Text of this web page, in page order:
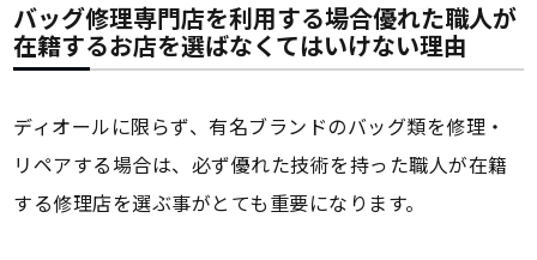
バッグ修理専門店を利用する場合優れた職人が
在籍するお店を選ばなくてはいけない理由
ディオールに限らず、有名ブランドのバッグ類を修理・
リペアする場合は、必ず優れた技術を持った職人が在籍
する修理店を選ぶ事がとても重要になります。